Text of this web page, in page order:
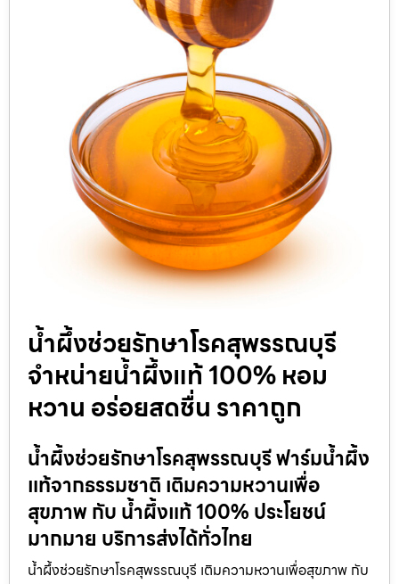
น้ำผึ้งช่วยรักษาโรคสุพรรณบุรี
จำหน่ายน้ำผึ้งแท้ 100% หอม
หวาน อร่อยสดชื่น ราคาถูก
น้ำผึ้งช่วยรักษาโรคสุพรรณบุรี ฟาร์มน้ำผึ้ง
แท้จากธรรมชาติ เติมความหวานเพื่อ
สุขภาพ กับ น้ำผึ้งแท้ 100% ประโยชน์
มากมาย บริการส่งได้ทั่วไทย
น้ำผึ้งช่วยรักษาโรคสุพรรณบุรี เติมความหวานเพื่อสุขภาพ กับ